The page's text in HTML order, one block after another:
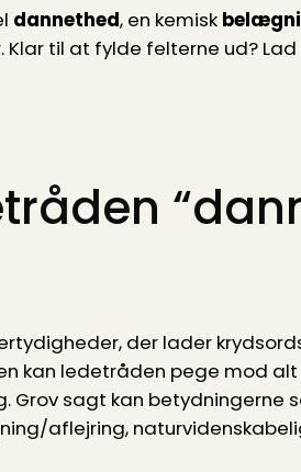
dannethed, en kemisk
Klar til at fylde felterne ud?
der lader
kan ledetråden pege mod
Grov sagt kan betydningerne
aflejring,